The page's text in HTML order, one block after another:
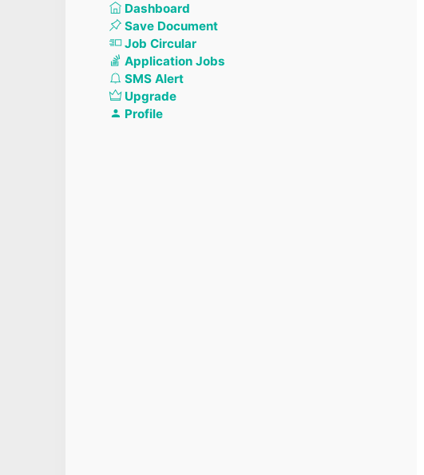
Dashboard
Save Document
Job Circular
Application Jobs
SMS Alert
Upgrade
Profile